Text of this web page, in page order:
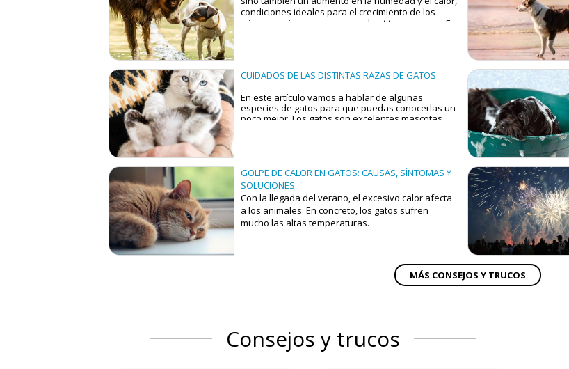
condiciones ideales para el crecimiento de los
microorganismos que causan la otitis en perros. Es
CUIDADOS DE LAS DISTINTAS RAZAS DE GATOS
En este artículo vamos a hablar de algunas
especies de gatos para que puedas conocerlas un
poco mejor. Los gatos son excelentes mascotas.
Si estás pensando en adoptar un gato, pero no
sabes cómo elegir, aquí tienes el ejemplo de las
tres especies de gatos más comunes.
GOLPE DE CALOR EN GATOS: CAUSAS, SÍNTOMAS Y
SOLUCIONES
Con la llegada del verano, el excesivo calor afecta
a los animales. En concreto, los gatos sufren
mucho las altas temperaturas.
MÁS CONSEJOS Y TRUCOS
Consejos y trucos